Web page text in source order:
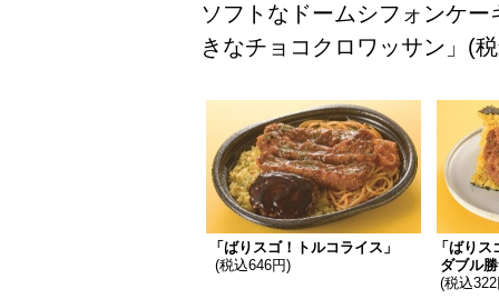
ソフトなドームシフォンケ
きなチョコクロワッサン」(
「ばりスゴ！トルコライス」
(税込646円)
「ばりス
ダブル
(税込